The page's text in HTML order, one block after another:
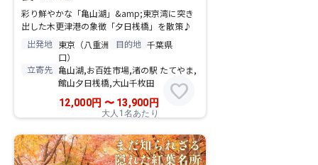
彩り鮮やかな「亀山湖」&amp;東京湾に突き
出した木更津港の象徴「夕日桟橋」を散策♪
出発地 東京（八重洲
口）
目的地 千葉県
立寄先 亀山湖,お百姓市場,渚の駅 たてやま,
館山夕日桟橋,大山千枚田
12,000円 〜13,900 円
大人1名あたり
favorite